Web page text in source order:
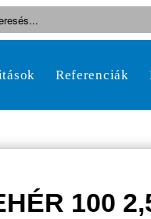
Referenciák
100